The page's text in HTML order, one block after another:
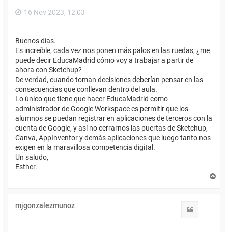
16 Nov 2023, 12:03
Buenos días.
Es increíble, cada vez nos ponen más palos en las ruedas, ¿me
puede decir EducaMadrid cómo voy a trabajar a partir de
ahora con Sketchup?
De verdad, cuando toman decisiones deberían pensar en las
consecuencias que conllevan dentro del aula.
Lo único que tiene que hacer EducaMadrid como
administrador de Google Workspace es permitir que los
alumnos se puedan registrar en aplicaciones de terceros con la
cuenta de Google, y así no cerrarnos las puertas de Sketchup,
Canva, AppInventor y demás aplicaciones que luego tanto nos
exigen en la maravillosa competencia digital.
Un saludo,
Esther.
mjgonzalezmunoz